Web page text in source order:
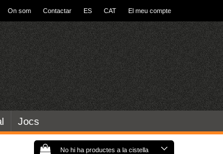
On som Contactar ES CAT El meu compte
Jocs
No hi ha productes a la cistella